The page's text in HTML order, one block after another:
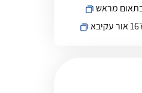
מראש